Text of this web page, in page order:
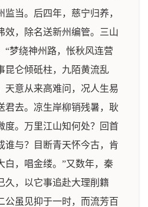
当。后四年，慈宁归养，
效，除名送新州编管。三山
“梦绕神州路，怅秋风连营
昆仑倾砥柱，九陌黄流乱
天意从来高难问，况人生易
君去。凉生岸柳销残暑，耿
度。万里江山知何处？回首
谁与？目断青天怀今古，肯
白，唱金缕。”又数年，秦
久，以它事追赴大理削籍
公虽见抑于一时，而流芳百